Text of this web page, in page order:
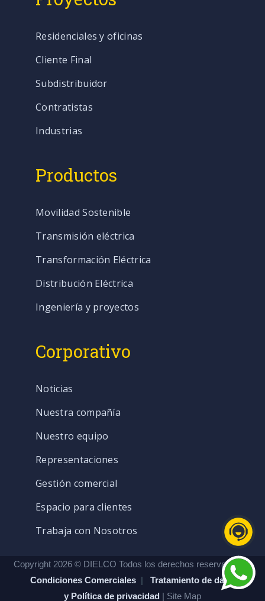
Residenciales y oficinas
Cliente Final
Subdistribuidor
Contratistas
Industrias
Productos
Movilidad Sostenible
Transmisión eléctrica
Transformación Eléctrica
Distribución Eléctrica
Ingeniería y proyectos
Corporativo
Noticias
Nuestra compañía
Nuestro equipo
Representaciones
Gestión comercial
Espacio para clientes
Trabaja con Nosotros
Copyright 2026 © DIELCO Todos los derechos reservados. |
Condiciones Comerciales | Tratamiento de datos
y Política de privacidad | Site Map